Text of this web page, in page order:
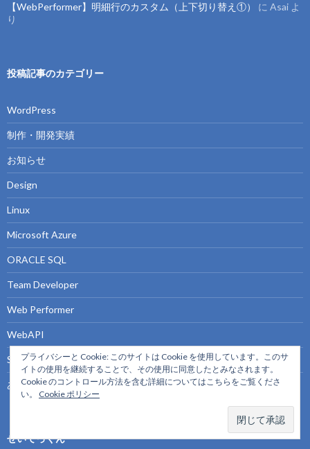
【WebPerformer】明細行のカスタム（上下切り替え①） に Asai よ
り
投稿記事のカテゴリー
WordPress
制作・開発実績
お知らせ
Design
Linux
Microsoft Azure
ORACLE SQL
Team Developer
Web Performer
WebAPI
SIの日常
あれこれ
せいてっくん
プライバシーと Cookie: このサイトは Cookie を使用しています。このサ
イトの使用を継続することで、その使用に同意したとみなされます。
Cookie のコントロール方法を含む詳細についてはこちらをご覧くださ
い。 Cookie ポリシー